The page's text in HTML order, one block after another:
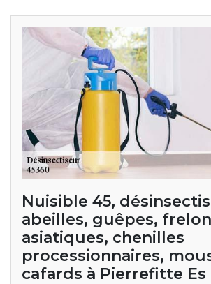
Nuisible 45,
abeilles, guêpes,
asiatiques, chenilles
processionnaires,
cafards à Pierrefitte Es